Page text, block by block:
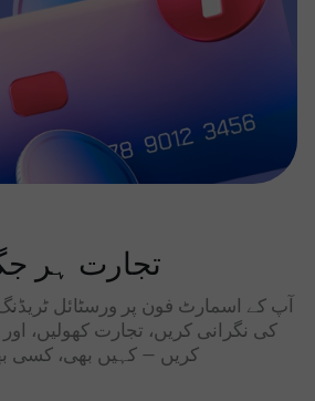
تجارت ہر
آپ کے اسمارٹ فون پر ورسٹائل
کی نگرانی کریں، تجارت کھولیں، اور
کریں — کہیں بھی، کسی